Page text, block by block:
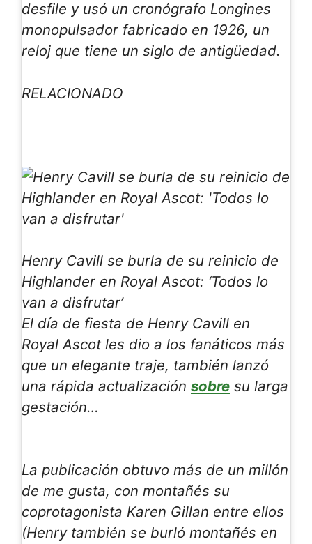
desfile y usó un cronógrafo Longines
monopulsador fabricado en 1926, un
reloj que tiene un siglo de antigüedad.
RELACIONADO
Henry Cavill se burla de su reinicio de
Highlander en Royal Ascot: ‘Todos lo
van a disfrutar’
El día de fiesta de Henry Cavill en
Royal Ascot les dio a los fanáticos más
que un elegante traje, también lanzó
una rápida actualización sobre su larga
gestación…
La publicación obtuvo más de un millón
de me gusta, con montañés su
coprotagonista Karen Gillan entre ellos
(Henry también se burló montañés en